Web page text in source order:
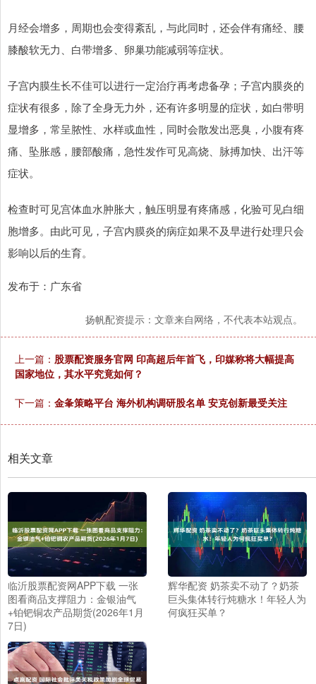
月经会增多，周期也会变得紊乱，与此同时，还会伴有痛经、腰
膝酸软无力、白带增多、卵巢功能减弱等症状。
子宫内膜生长不佳可以进行一定治疗再考虑备孕；子宫内膜炎的
症状有很多，除了全身无力外，还有许多明显的症状，如白带明
显增多，常呈脓性、水样或血性，同时会散发出恶臭，小腹有疼
痛、坠胀感，腰部酸痛，急性发作可见高烧、脉搏加快、出汗等
症状。
检查时可见宫体血水肿胀大，触压明显有疼痛感，化验可见白细
胞增多。由此可见，子宫内膜炎的病症如果不及早进行处理只会
影响以后的生育。
发布于：广东省
扬帆配资提示：文章来自网络，不代表本站观点。
上一篇： 股票配资服务官网 印高超后年首飞，印媒称将大幅提高
国家地位，其水平究竟如何？
下一篇： 金夆策略平台 海外机构调研股名单 安克创新最受关注
相关文章
临沂股票配资网APP下载 一张
图看商品支撑阻力：金银油气
+铂钯铜农产品期货(2026年1月
7日)
辉华配资 奶茶卖不动了？奶茶
巨头集体转行炖糖水！年轻人为
何疯狂买单？